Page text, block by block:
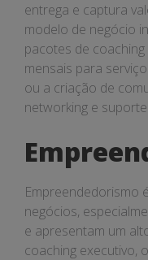
entrega e captura
modelo de negócio
pacotes de
mensais para
ou a criação de
networking e
Empreendedorismo
negócios,
e apresentam um
coaching executivo,